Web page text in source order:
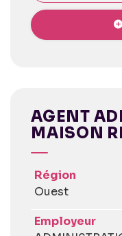
AGENT
MAISON
Région
Ouest
Employeur